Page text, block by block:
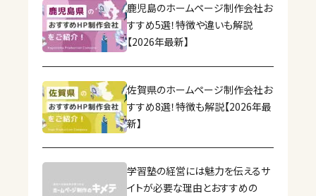
鹿児島のホームページ制作会社お
すすめ5選！特徴や違いも解説
【2026年最新】
佐賀県のホームページ制作会社お
すすめ8選！特徴も解説【2026年最
新】
学習塾の経営には魅力を伝えるサ
イトが必要な理由とおすすめの